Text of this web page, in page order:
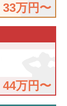
33万円〜
44万円〜